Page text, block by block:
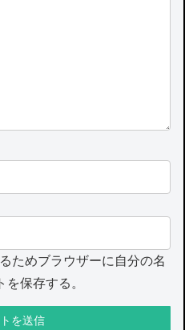
ためブラウザーに自分の名
保存する。